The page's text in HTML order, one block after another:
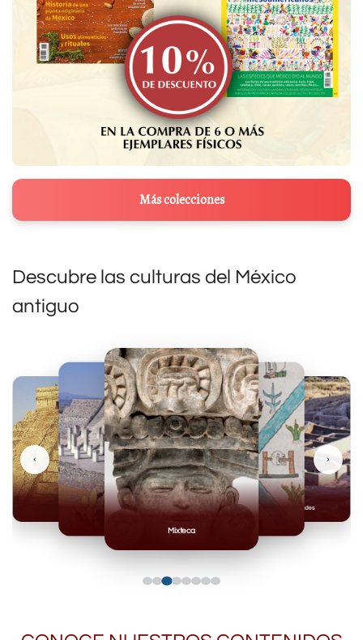
Más colecciones
Descubre las culturas del México
antiguo
Mixteca
Casas Grandes
‹ ›